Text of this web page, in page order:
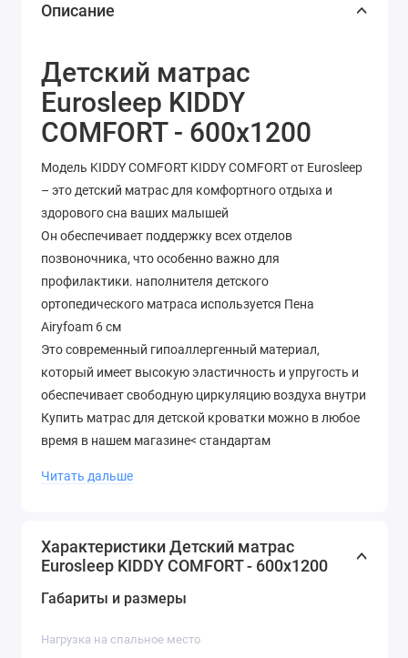
Описание
Детский матрас
Eurosleep KIDDY
COMFORT - 600х1200
Модель KIDDY COMFORT KIDDY COMFORT от Eurosleep
– это детский матрас для комфортного отдыха и
здорового сна ваших малышей
Он обеспечивает поддержку всех отделов
позвоночника, что особенно важно для
профилактики. наполнителя детского
ортопедического матраса используется Пена
Airyfoam 6 см
Это современный гипоаллергенный материал,
который имеет высокую эластичность и упругость и
обеспечивает свободную циркуляцию воздуха внутри
Купить матрас для детской кроватки можно в любое
время в нашем магазине< стандартам
до 18 месяцев
чехол детского матраса для младенцев KIDDY
COMFORT изготовлен из трикотажной ткани, мягкий
и приятный на ощупь
непромокаемому наматраснику, идущему в подарок
Читать дальше
Характеристики Детский матрас
Eurosleep KIDDY COMFORT - 600х1200
Габариты и размеры
Нагрузка на спальное место